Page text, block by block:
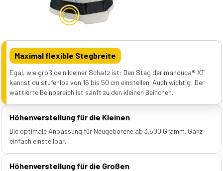
Maximal flexible Stegbreite
Egal, wie groß dein kleiner Schatz ist: Den Steg der manduca® XT
kannst du stufenlos von 16 bis 50 cm einstellen. Auch wichtig: Der
wattierte Beinbereich ist sanft zu den kleinen Beinchen.
Höhenverstellung für die Kleinen
Die optimale Anpassung für Neugeborene ab 3.500 Gramm. Ganz
einfach einstellbar.
Höhenverstellung für die Großen